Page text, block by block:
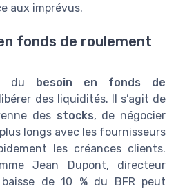
aux imprévus.
fonds de roulement
du
besoin en fonds de
des liquidités. Il s’agit de
des stocks, de négocier
longs avec les fournisseurs
les créances clients.
Jean Dupont, directeur
de 10 % du BFR peut